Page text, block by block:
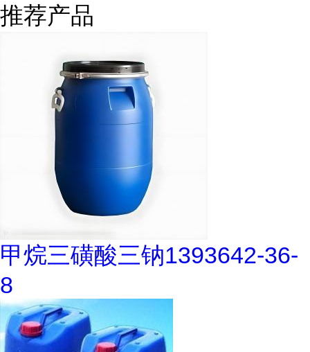
推荐产品
甲烷三磺酸三钠1393642-36-
8